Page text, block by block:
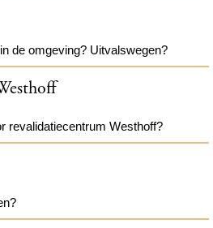
de omgeving? Uitvalswegen?
revalidatiecentrum Westhoff?